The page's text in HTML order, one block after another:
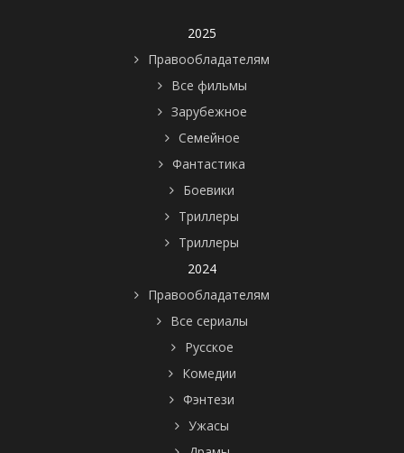
2025
Правообладателям
Все фильмы
Зарубежное
Семейное
Фантастика
Боевики
Триллеры
Триллеры
2024
Правообладателям
Все сериалы
Русское
Комедии
Фэнтези
Ужасы